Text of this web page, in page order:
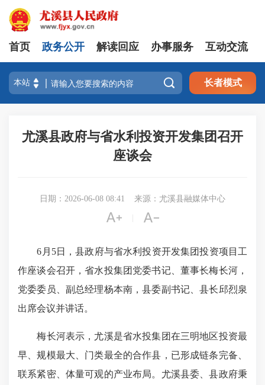
首页 政务公开 解读回应 办事服务 互动交流
 长者模式
尤溪县政府与省水利投资开发集团召开
座谈会
日期：2026-06-08 08:41 来源：尤溪县融媒体中心
 
6月5日，县政府与省水利投资开发集团投资项目工
作座谈会召开，省水投集团党委书记、董事长梅长河，
党委委员、副总经理杨本南，县委副书记、县长邱烈泉
出席会议并讲话。
梅长河表示，尤溪是省水投集团在三明地区投资最
早、规模最大、门类最全的合作县，已形成链条完备、
联系紧密、体量可观的产业布局。尤溪县委、县政府秉